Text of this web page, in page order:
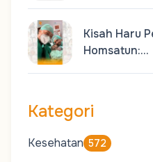
Kisah Haru
Homsatun:…
Kategori
Kesehatan 572